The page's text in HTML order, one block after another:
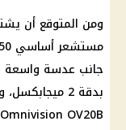
ومن المتوقع أن
بدقة 2
Omnivision OV20B بدقة 20 ميجابكسل.